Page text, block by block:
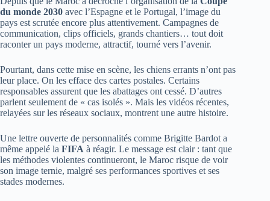
du monde 2030 avec l’Espagne et le Portugal, l’image du
pays est scrutée encore plus attentivement. Campagnes de
communication, clips officiels, grands chantiers… tout doit
raconter un pays moderne, attractif, tourné vers l’avenir.
Pourtant, dans cette mise en scène, les chiens errants n’ont pas
leur place. On les efface des cartes postales. Certains
responsables assurent que les abattages ont cessé. D’autres
parlent seulement de « cas isolés ». Mais les vidéos récentes,
relayées sur les réseaux sociaux, montrent une autre histoire.
Une lettre ouverte de personnalités comme Brigitte Bardot a
même appelé la FIFA à réagir. Le message est clair : tant que
les méthodes violentes continueront, le Maroc risque de voir
son image ternie, malgré ses performances sportives et ses
stades modernes.